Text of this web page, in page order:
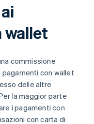
wallet
commissione
con wallet
delle altre
la maggior parte
i pagamenti con
con carta di